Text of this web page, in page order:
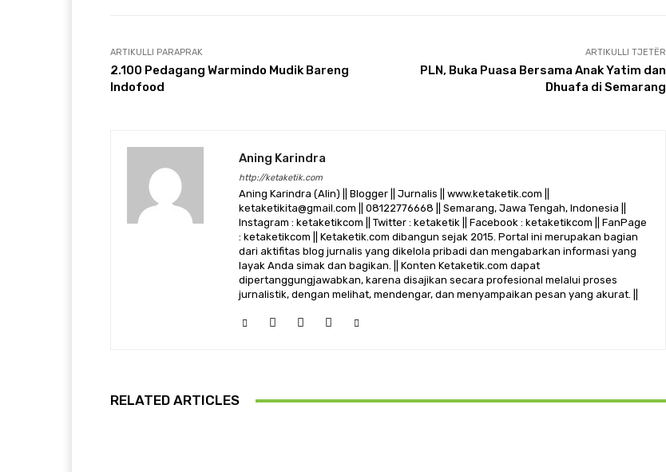
ARTIKULLI PARAPRAK
2.100 Pedagang Warmindo Mudik Bareng
Indofood
ARTIKULLI TJETËR
​PLN, Buka Puasa Bersama Anak Yatim dan
Dhuafa di Semarang
Aning Karindra
http://ketaketik.com
Aning Karindra (Alin) || Blogger || Jurnalis || www.ketaketik.com ||
ketaketikita@gmail.com || 08122776668 || Semarang, Jawa Tengah, Indonesia ||
Instagram : ketaketikcom || Twitter : ketaketik || Facebook : ketaketikcom || FanPage
: ketaketikcom || Ketaketik.com dibangun sejak 2015. Portal ini merupakan bagian
dari aktifitas blog jurnalis yang dikelola pribadi dan mengabarkan informasi yang
layak Anda simak dan bagikan. || Konten Ketaketik.com dapat
dipertanggungjawabkan, karena disajikan secara profesional melalui proses
jurnalistik, dengan melihat, mendengar, dan menyampaikan pesan yang akurat. ||
RELATED ARTICLES